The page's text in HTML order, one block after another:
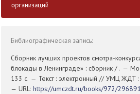
организаций
Библиографическая запись:
Сборник лучших проектов смотра-
блокады в Ленинграде» : сборник / . —
133 с. — Текст : электронный // УМЦ ЖДТ :
— URL: https://umczdt.ru/books/972/